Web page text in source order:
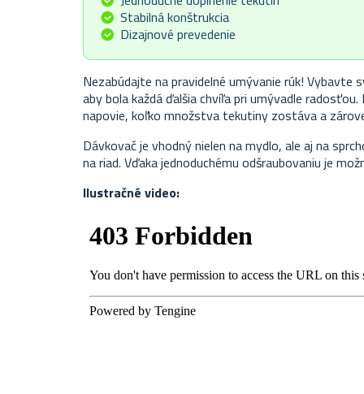
Stabilná konštrukcia
Dizajnové prevedenie
Nezabúdajte na pravidelné umývanie rúk!
aby bola každá ďalšia chvíľa pri umývadle
napovie, koľko množstva tekutiny zostáva a
Dávkovač je vhodný nielen na mydlo, ale aj na
na riad. Vďaka jednoduchému odšraubovaniu je
Ilustračné video: